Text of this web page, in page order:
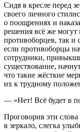
Сидя в кресле перед
своего личного
о поощрениях и
решения всё же могут
противоборцев, так и
если противоборцы
сотрудники,
существование,
что такие жёсткие
их к трудному
— «Нет! Всё будет в
Проговорив эти слова
в зеркало, слегка